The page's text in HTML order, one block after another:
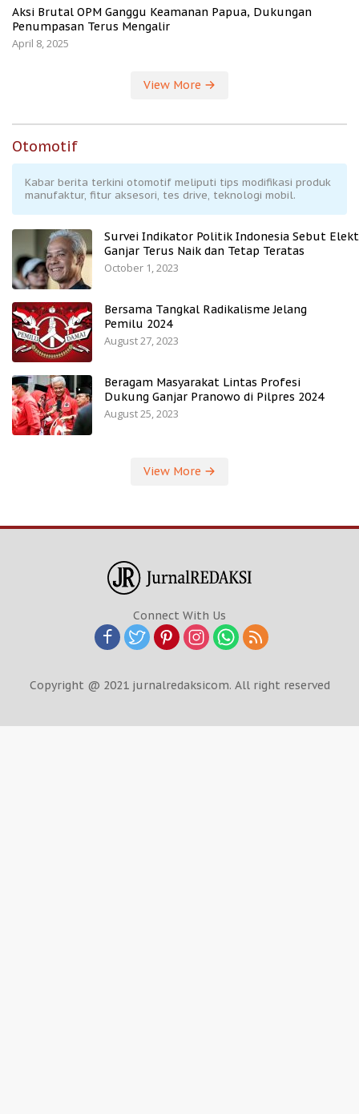
Aksi Brutal OPM Ganggu Keamanan Papua, Dukungan
Penumpasan Terus Mengalir
April 8, 2025
View More
Otomotif
Kabar berita terkini otomotif meliputi tips modifikasi produk
manufaktur, fitur aksesori, tes drive, teknologi mobil.
Survei Indikator Politik Indonesia Sebut
Ganjar Terus Naik dan Tetap Teratas
October 1, 2023
Bersama Tangkal Radikalisme Jelang
Pemilu 2024
August 27, 2023
Beragam Masyarakat Lintas Profesi
Dukung Ganjar Pranowo di Pilpres 2024
August 25, 2023
View More
Connect With Us
Copyright @ 2021 jurnalredaksicom. All right reserved